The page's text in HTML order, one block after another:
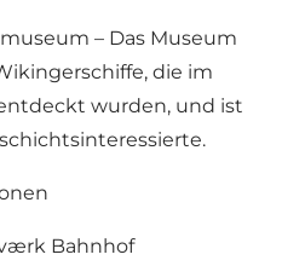
– Das Museum
die im
wurden, und ist
Bahnhof